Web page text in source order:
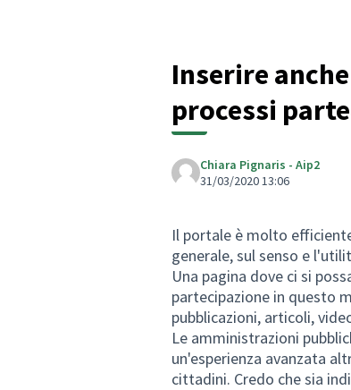
Inserire
processi
Chiara Pignaris - Aip2
31/03/2020 13:06
Il portale è molto
generale, sul senso e
Una pagina dove ci si
partecipazione in questo
pubblicazioni, articoli,
Le amministrazioni
un'esperienza avanzata
cittadini. Credo che sia